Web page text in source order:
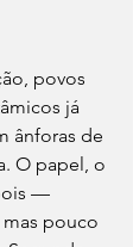
povos
já
ânforas de
O papel, o
—
pouco